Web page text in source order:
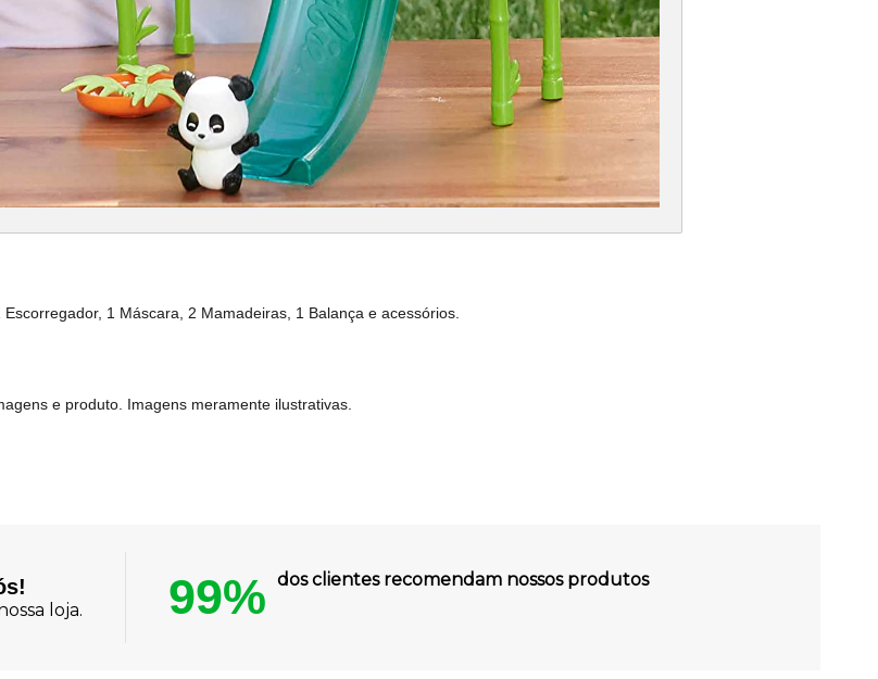
1 Máscara, 2 Mamadeiras, 1 Balança e acessórios.
e produto. Imagens meramente ilustrativas.
loja. 99% dos clientes recomendam nossos produtos